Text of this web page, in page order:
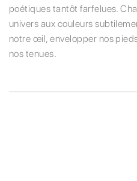
poétiques tantôt farfelues.
univers aux couleurs
notre œil, envelopper nos
nos tenues.